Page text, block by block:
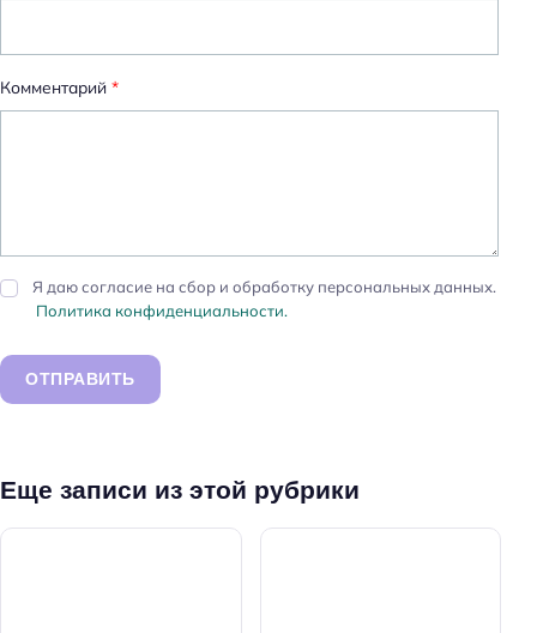
Комментарий *
Я даю согласие на сбор и обработку персональных данных.
Политика конфиденциальности.
ОТПРАВИТЬ
Еще записи из этой рубрики